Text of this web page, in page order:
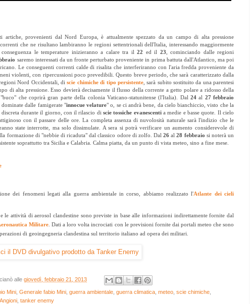
artiche, provenienti dal Nord Europa, è attualmente spezzato da un campo di alta pressione
che ne risultano lambiranno le regioni settentrionali dell'Italia, interessando maggiormente
le temperature inizieranno a calare tra il 22 ed il 23, cominciando dalle regioni
saremo interessati da un fronte perturbato proveniente in prima battuta dall'Atlantico, ma poi
Le conseguenti correnti calde di risalita che interferiranno con l'aria fredda proveniente da
violenti, con ripercussioni poco prevedibili. Questo breve periodo, che sarà caratterizzato dalla
Nord Occidentali, discie chimiche di tipo persistente, sarà subito sostituito da una parentesi
di alta pressione. Esso devierà decisamente il flusso della corrente a getto polare a ridosso della
che coprirà gran parte della colonia Vaticano-statunitense (l'Italia). Dal 24al 27 febbraio
dalle famigerate "innocue velature" o, se ci andrà bene, da cielo bianchiccio, visto che la
discreta durante il giorno, con il rilascio discie tossiche evanescentia medie e basse quote. Il cielo
con il passare delle ore. La completa assenza di nuvolosità naturale sarà l'indizio che le
state interrotte, ma solo dissimulate. A sera si potrà verificare un aumento considerevole di
formazione di "nebbie di ricaduta" dal classico odore di zolfo. Dal26 al28 febbraio si noterà un
soprattutto tra Sicilia e Calabria. Calma piatta, da un punto di vista meteo, sino a fine mese.
dei fenomeni legati alla guerra ambientale in corso, abbiamo realizzato l'Atlante dei cieli
le attività di aerosol clandestine sono previste in base alle informazioni indirettamente fornite dal
Militare . Dati a loro volta incrociati con le previsioni fornite dai portali meteo che sono
di geoingegneria clandestina sul territorio italiano ad opera dei militari.
alle giovedì, febbraio 21, 2013
Mini Generale fabio Mini guerra ambientale guerra climatica meteo scie chimiche
tanker enemy